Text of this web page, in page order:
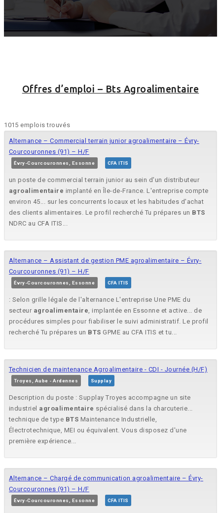
Offres d’emploi – Bts Agroalimentaire
1015 emplois trouvés
Alternance – Commercial terrain junior agroalimentaire – Évry-
Courcouronnes (91) – H/F
Évry-Courcouronnes, Essonne CFA ITIS
un poste de commercial terrain junior au sein d'un distributeur
agroalimentaire implanté en Île-de-France. L'entreprise compte
environ 45... sur les concurrents locaux et les habitudes d'achat
des clients alimentaires. Le profil recherché Tu prépares un BTS
NDRC au CFA ITIS...
Alternance – Assistant de gestion PME agroalimentaire – Évry-
Courcouronnes (91) – H/F
Évry-Courcouronnes, Essonne CFA ITIS
: Selon grille légale de l'alternance L'entreprise Une PME du
secteur agroalimentaire, implantée en Essonne et active... de
procédures simples pour fiabiliser le suivi administratif. Le profil
recherché Tu prépares un BTS GPME au CFA ITIS et tu...
Technicien de maintenance Agroalimentaire - CDI - Journée (H/F)
Troyes, Aube - Ardennes Supplay
Description du poste : Supplay Troyes accompagne un site
industriel agroalimentaire spécialisé dans la charcuterie...
technique de type BTS Maintenance Industrielle,
Électrotechnique, MEI ou équivalent. Vous disposez d'une
première expérience...
Alternance – Chargé de communication agroalimentaire – Évry-
Courcouronnes (91) – H/F
Évry-Courcouronnes, Essonne CFA ITIS